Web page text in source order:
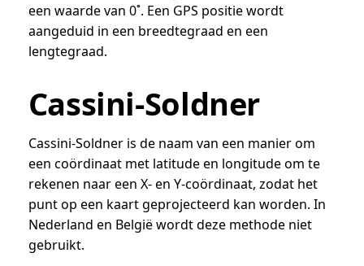
een waarde van 0˚. Een GPS positie wordt
aangeduid in een breedtegraad en een
lengtegraad.
Cassini-Soldner
Cassini-Soldner is de naam van een manier om
een coördinaat met latitude en longitude om te
rekenen naar een X- en Y-coördinaat, zodat het
punt op een kaart geprojecteerd kan worden. In
Nederland en België wordt deze methode niet
gebruikt.